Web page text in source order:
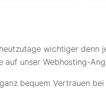
wichtiger denn
auf unser Webhosting-
bequem Vertrauen